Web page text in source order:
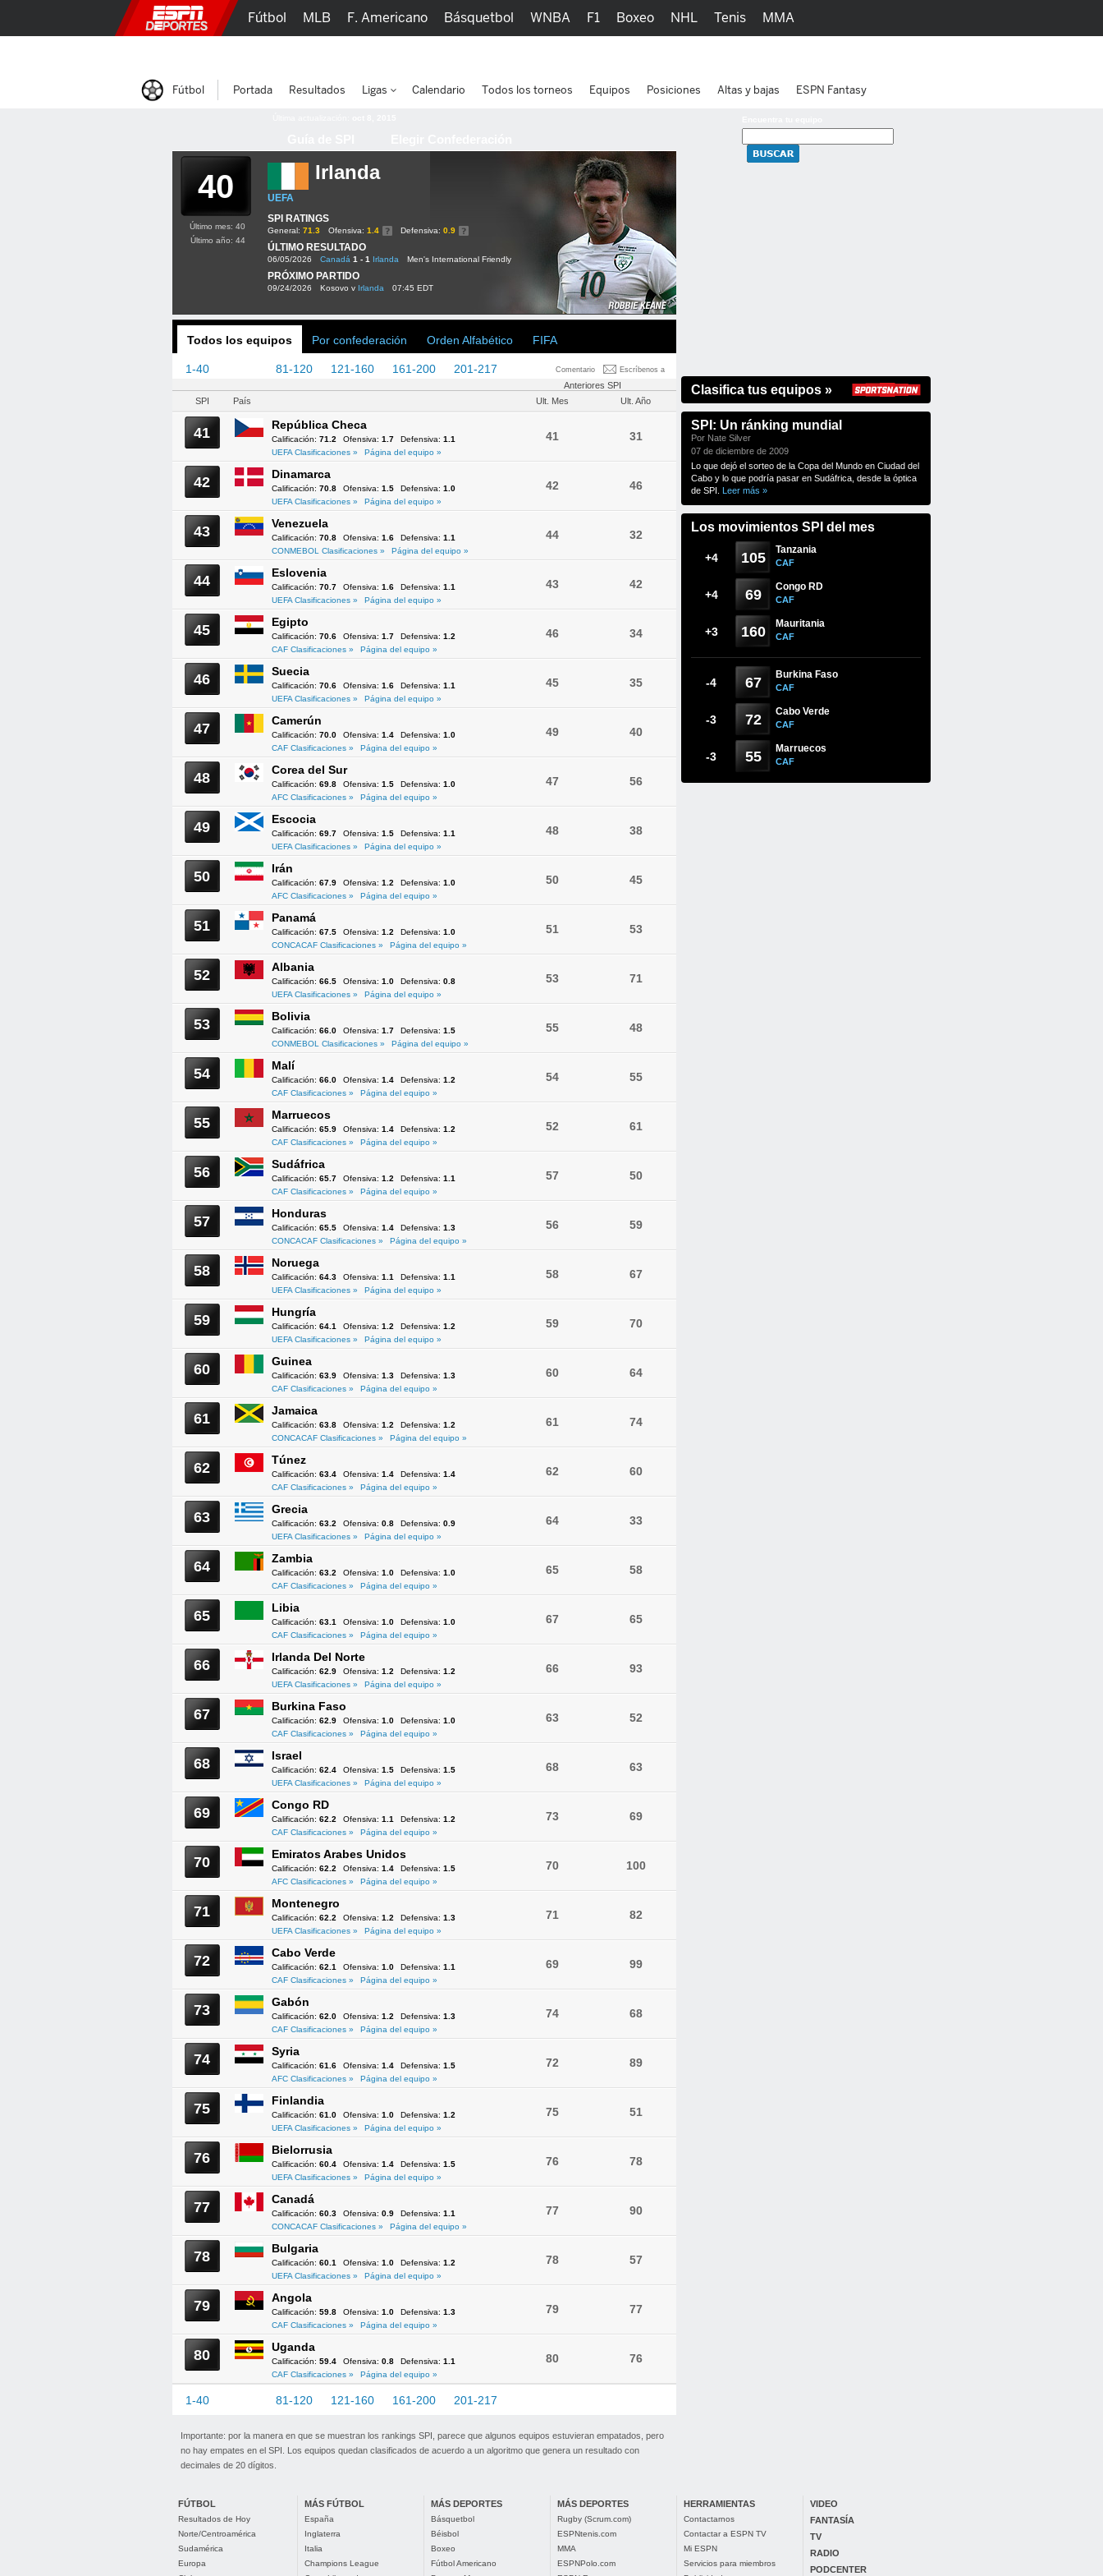
40 Irlanda
UEFA
SPI RATINGS
General: 71.3 Ofensiva: 1.4 Defensiva: 0.9
ÚLTIMO RESULTADO
06/05/2026 Canadá 1 - 1 Irlanda Men's International Friendly
PRÓXIMO PARTIDO
09/24/2026 Kosovo v Irlanda 07:45 EDT
Último mes: 40
Último año: 44
Todos los equipos Por confederación Orden Alfabético FIFA
Comentario Escríbenos a
1-40 81-120 121-160 161-200 201-217
Anteriores SPI
SPI
País Ult. Mes Ult. Año
41 República Checa
Calificación: 71.2 Ofensiva: 1.7 Defensiva: 1.1
UEFA Clasificaciones »
Página del equipo »
41 31
42 Dinamarca
Calificación: 70.8 Ofensiva: 1.5 Defensiva: 1.0
UEFA Clasificaciones »
Página del equipo »
42 46
43 Venezuela
Calificación: 70.8 Ofensiva: 1.6 Defensiva: 1.1
CONMEBOL Clasificaciones »
Página del equipo »
44 32
44 Eslovenia
Calificación: 70.7 Ofensiva: 1.6 Defensiva: 1.1
UEFA Clasificaciones »
Página del equipo »
43 42
45 Egipto
Calificación: 70.6 Ofensiva: 1.7 Defensiva: 1.2
CAF Clasificaciones »
Página del equipo »
46 34
46 Suecia
Calificación: 70.6 Ofensiva: 1.6 Defensiva: 1.1
UEFA Clasificaciones »
Página del equipo »
45 35
47 Camerún
Calificación: 70.0 Ofensiva: 1.4 Defensiva: 1.0
CAF Clasificaciones »
Página del equipo »
49 40
48 Corea del Sur
Calificación: 69.8 Ofensiva: 1.5 Defensiva: 1.0
AFC Clasificaciones »
Página del equipo »
47 56
49 Escocia
Calificación: 69.7 Ofensiva: 1.5 Defensiva: 1.1
UEFA Clasificaciones »
Página del equipo »
48 38
50 Irán
Calificación: 67.9 Ofensiva: 1.2 Defensiva: 1.0
AFC Clasificaciones »
Página del equipo »
50 45
51 Panamá
Calificación: 67.5 Ofensiva: 1.2 Defensiva: 1.0
CONCACAF Clasificaciones »
Página del equipo »
51 53
52 Albania
Calificación: 66.5 Ofensiva: 1.0 Defensiva: 0.8
UEFA Clasificaciones »
Página del equipo »
53 71
53 Bolivia
Calificación: 66.0 Ofensiva: 1.7 Defensiva: 1.5
CONMEBOL Clasificaciones »
Página del equipo »
55 48
54 Malí
Calificación: 66.0 Ofensiva: 1.4 Defensiva: 1.2
CAF Clasificaciones »
Página del equipo »
54 55
55 Marruecos
Calificación: 65.9 Ofensiva: 1.4 Defensiva: 1.2
CAF Clasificaciones »
Página del equipo »
52 61
56 Sudáfrica
Calificación: 65.7 Ofensiva: 1.2 Defensiva: 1.1
CAF Clasificaciones »
Página del equipo »
57 50
57 Honduras
Calificación: 65.5 Ofensiva: 1.4 Defensiva: 1.3
CONCACAF Clasificaciones »
Página del equipo »
56 59
58 Noruega
Calificación: 64.3 Ofensiva: 1.1 Defensiva: 1.1
UEFA Clasificaciones »
Página del equipo »
58 67
59 Hungría
Calificación: 64.1 Ofensiva: 1.2 Defensiva: 1.2
UEFA Clasificaciones »
Página del equipo »
59 70
60 Guinea
Calificación: 63.9 Ofensiva: 1.3 Defensiva: 1.3
CAF Clasificaciones »
Página del equipo »
60 64
61 Jamaica
Calificación: 63.8 Ofensiva: 1.2 Defensiva: 1.2
CONCACAF Clasificaciones »
Página del equipo »
61 74
62 Túnez
Calificación: 63.4 Ofensiva: 1.4 Defensiva: 1.4
CAF Clasificaciones »
Página del equipo »
62 60
63 Grecia
Calificación: 63.2 Ofensiva: 0.8 Defensiva: 0.9
UEFA Clasificaciones »
Página del equipo »
64 33
64 Zambia
Calificación: 63.2 Ofensiva: 1.0 Defensiva: 1.0
CAF Clasificaciones »
Página del equipo »
65 58
65 Libia
Calificación: 63.1 Ofensiva: 1.0 Defensiva: 1.0
CAF Clasificaciones »
Página del equipo »
67 65
66 Irlanda Del Norte
Calificación: 62.9 Ofensiva: 1.2 Defensiva: 1.2
UEFA Clasificaciones »
Página del equipo »
66 93
67 Burkina Faso
Calificación: 62.9 Ofensiva: 1.0 Defensiva: 1.0
CAF Clasificaciones »
Página del equipo »
63 52
68 Israel
Calificación: 62.4 Ofensiva: 1.5 Defensiva: 1.5
UEFA Clasificaciones »
Página del equipo »
68 63
69 Congo RD
Calificación: 62.2 Ofensiva: 1.1 Defensiva: 1.2
CAF Clasificaciones »
Página del equipo »
73 69
70 Emiratos Arabes Unidos
Calificación: 62.2 Ofensiva: 1.4 Defensiva: 1.5
AFC Clasificaciones »
Página del equipo »
70 100
71 Montenegro
Calificación: 62.2 Ofensiva: 1.2 Defensiva: 1.3
UEFA Clasificaciones »
Página del equipo »
71 82
72 Cabo Verde
Calificación: 62.1 Ofensiva: 1.0 Defensiva: 1.1
CAF Clasificaciones »
Página del equipo »
69 99
73 Gabón
Calificación: 62.0 Ofensiva: 1.2 Defensiva: 1.3
CAF Clasificaciones »
Página del equipo »
74 68
74 Syria
Calificación: 61.6 Ofensiva: 1.4 Defensiva: 1.5
AFC Clasificaciones »
Página del equipo »
72 89
75 Finlandia
Calificación: 61.0 Ofensiva: 1.0 Defensiva: 1.2
UEFA Clasificaciones »
Página del equipo »
75 51
76 Bielorrusia
Calificación: 60.4 Ofensiva: 1.4 Defensiva: 1.5
UEFA Clasificaciones »
Página del equipo »
76 78
77 Canadá
Calificación: 60.3 Ofensiva: 0.9 Defensiva: 1.1
CONCACAF Clasificaciones »
Página del equipo »
77 90
78 Bulgaria
Calificación: 60.1 Ofensiva: 1.0 Defensiva: 1.2
UEFA Clasificaciones »
Página del equipo »
78 57
79 Angola
Calificación: 59.8 Ofensiva: 1.0 Defensiva: 1.3
CAF Clasificaciones »
Página del equipo »
79 77
80 Uganda
Calificación: 59.4 Ofensiva: 0.8 Defensiva: 1.1
CAF Clasificaciones »
Página del equipo »
80 76
1-40 81-120 121-160 161-200 201-217
Importante: por la manera en que se muestran los rankings SPI, parece que algunos equipos estuvieran empatados, pero
no hay empates en el SPI. Los equipos quedan clasificados de acuerdo a un algoritmo que genera un resultado con
decimales de 20 dígitos.
Clasifica tus equipos »
SPI: Un ránking mundial
Por Nate Silver
07 de diciembre de 2009
Lo que dejó el sorteo de la Copa del Mundo en Ciudad del
Cabo y lo que podría pasar en Sudáfrica, desde la óptica
de SPI. Leer más »
Los movimientos SPI del mes
+4 105 Tanzania
CAF
+4 69 Congo RD
CAF
+3 160 Mauritania
CAF
-4 67 Burkina Faso
CAF
-3 72 Cabo Verde
CAF
-3 55 Marruecos
CAF
FÚTBOL
Resultados de Hoy
Norte/Centroamérica
Sudamérica
Europa
MÁS FÚTBOL
España
Inglaterra
Italia
Champions League
MÁS DEPORTES
Básquetbol
Béisbol
Boxeo
Fútbol Americano
MÁS DEPORTES
Rugby (Scrum.com)
ESPNtenis.com
MMA
ESPNPolo.com
HERRAMIENTAS
Contactarnos
Contactar a ESPN TV
Mi ESPN
Servicios para miembros
VIDEO
FANTASÍA
TV
RADIO
PODCENTER
Fútbol MLB F. Americano Básquetbol WNBA F1 Boxeo NHL Tenis MMA
Fútbol Portada Resultados Ligas Calendario Todos los torneos Equipos Posiciones Altas y bajas ESPN Fantasy